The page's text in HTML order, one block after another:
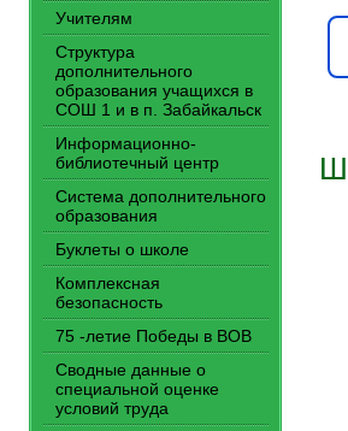
Учителям
Структура
дополнительного
образования учащихся в
СОШ 1 и в п. Забайкальск
Информационно-
библиотечный центр
Система дополнительного
образования
Буклеты о школе
Комплексная
безопасность
75 -летие Победы в ВОВ
Сводные данные о
специальной оценке
условий труда